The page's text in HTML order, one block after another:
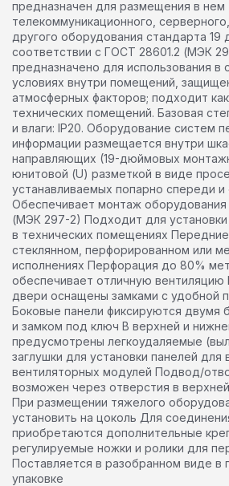
предназначен для размещения в нем
телекоммуникационного,
другого оборудования стандарта 19
соответствии с ГОСТ 28601.2 (МЭК
предназначено для использования в
условиях внутри помещений,
атмосферных факторов; подходит
технических помещений. Базовая
и влаги: IP20. Оборудование систем
информации размещается внутри
направляющих (19-дюймовых
юнитовой (U) разметкой в виде
устанавливаемых попарно спереди и
Обеспечивает монтаж оборудования
(МЭК 297-2) Подходит для установки
в технических помещениях
стеклянном, перфорированном или
исполнениях Перфорация до 80%
обеспечивает отличную
двери оснащены замками с удобной
Боковые панели фиксируются двумя
и замком под ключ В верхней и
предусмотрены легкоудаляемые
заглушки для установки панелей для
вентиляторных модулей Подвод/
возможен через отверстия в
При размещении тяжелого
установить на цоколь Для
приобретаются дополнительные
регулируемые ножки и ролики для
Поставляется в разобранном виде в
упаковке